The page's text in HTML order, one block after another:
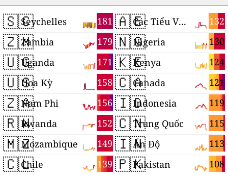
🇸🇨 181
Seychelles
🇿🇲 179
Zambia
🇺🇬 171
Uganda
🇺🇸 158
Hoa Kỳ
🇿🇦 156
Nam Phi
🇷🇼 152
Rwanda
🇲🇿 149
Mozambique
🇨🇱 139
Chile
🇦🇪 132
Các Tiểu Vương quốc Ả Rập Thống nhất
🇳🇬 130
Nigeria
🇰🇪 124
Kenya
🇨🇦 121
Canada
🇮🇩 119
Indonesia
🇨🇳 115
Trung Quốc
🇮🇳 113
Ấn Độ
🇵🇰 108
Pakistan